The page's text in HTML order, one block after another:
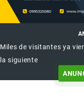
Miles de visitantes ya
la siguiente